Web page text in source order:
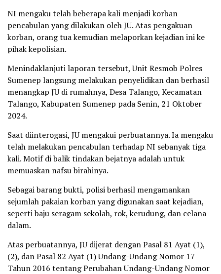
NI mengaku telah beberapa kali menjadi korban
pencabulan yang dilakukan oleh JU. Atas pengakuan
korban, orang tua kemudian melaporkan kejadian ini ke
pihak kepolisian.
Menindaklanjuti laporan tersebut, Unit Resmob Polres
Sumenep langsung melakukan penyelidikan dan berhasil
menangkap JU di rumahnya, Desa Talango, Kecamatan
Talango, Kabupaten Sumenep pada Senin, 21 Oktober
2024.
Saat diinterogasi, JU mengakui perbuatannya. Ia mengaku
telah melakukan pencabulan terhadap NI sebanyak tiga
kali. Motif di balik tindakan bejatnya adalah untuk
memuaskan nafsu birahinya.
Sebagai barang bukti, polisi berhasil mengamankan
sejumlah pakaian korban yang digunakan saat kejadian,
seperti baju seragam sekolah, rok, kerudung, dan celana
dalam.
Atas perbuatannya, JU dijerat dengan Pasal 81 Ayat (1),
(2), dan Pasal 82 Ayat (1) Undang-Undang Nomor 17
Tahun 2016 tentang Perubahan Undang-Undang Nomor